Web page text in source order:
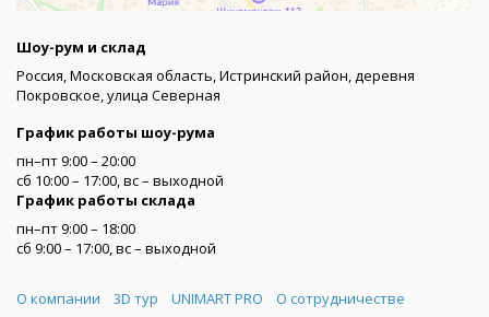
Шоу-рум и склад
Россия, Московская область, Истринский район, деревня
Покровское, улица Северная
График работы шоу-рума
пн–пт 9:00 – 20:00
сб 10:00 – 17:00, вс – выходной
График работы склада
пн–пт 9:00 – 18:00
сб 9:00 – 17:00, вс – выходной
Меню
О компании 3D тур UNIMART PRO О сотрудничестве